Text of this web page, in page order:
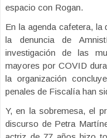
espacio con Rogan.
En la agenda cafetera, la
la denuncia de
investigación de las
mayores por COVID
la organización
penales de Fiscalía han
Y, en la sobremesa, el
discurso de Petra